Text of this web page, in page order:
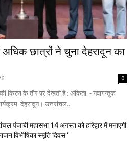
छात्रों ने चुना देहरादून का
0
की किरण के तौर पर देखती है : अंकिता - नवागन्तुक
देहरादून। उत्तरांचल...
पंजाबी महासभा 14 अगस्त को हरिद्वार में मनाएगी
विभीषिका स्मृति दिवस ‘